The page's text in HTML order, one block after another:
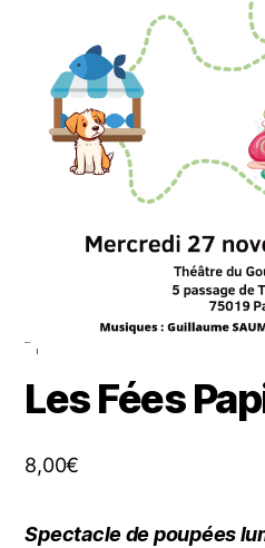
Les Fées
8,00€
Spectacle de poupées